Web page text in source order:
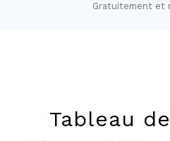
Gratuitement et
Tableau